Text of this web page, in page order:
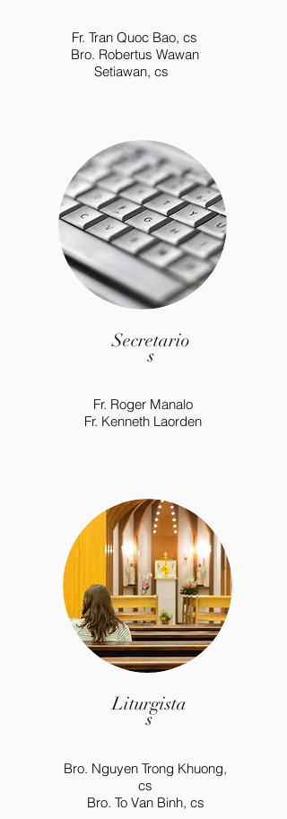
Fr. Tran Quoc Bao, cs
Bro. Robertus Wawan
Setiawan, cs
Secretario
s
Fr. Roger Manalo
Fr. Kenneth Laorden
Liturgista
s
Bro. Nguyen Trong Khuong,
cs
Bro. To Van Binh, cs